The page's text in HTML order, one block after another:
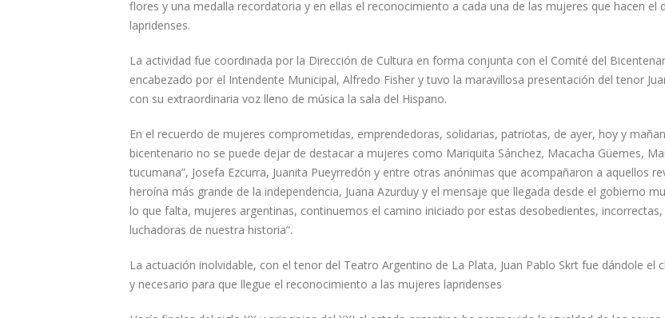
flores y una medalla recordatoria y en ellas el reconocimiento a cada una de las mujeres que hacen el
lapridenses.
La actividad fue coordinada por la Dirección de Cultura en forma conjunta con el Comité del
encabezado por el Intendente Municipal, Alfredo Fisher y tuvo la maravillosa presentación del tenor
con su extraordinaria voz lleno de música la sala del Hispano.
En el recuerdo de mujeres comprometidas, emprendedoras, solidarias, patriotas, de ayer, hoy y
bicentenario no se puede dejar de destacar a mujeres como Mariquita Sánchez, Macacha Güemes,
tucumana”, Josefa Ezcurra, Juanita Pueyrredón y entre otras anónimas que acompañaron a aquellos
heroína más grande de la independencia, Juana Azurduy y el mensaje que llegada desde el gobierno
lo que falta, mujeres argentinas, continuemos el camino iniciado por estas desobedientes, incorrectas,
luchadoras de nuestra historia”.
La actuación inolvidable, con el tenor del Teatro Argentino de La Plata, Juan Pablo Skrt fue dándole el
y necesario para que llegue el reconocimiento a las mujeres lapridenses